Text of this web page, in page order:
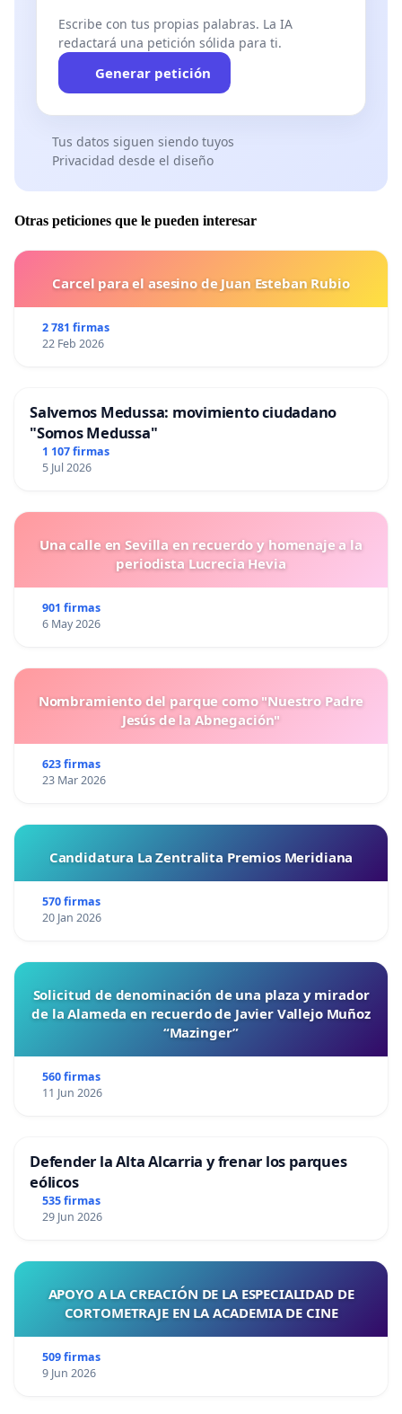
Escribe con tus propias palabras. La IA
redactará una petición sólida para ti.
Generar petición
Tus datos siguen siendo tuyos
Privacidad desde el diseño
Otras peticiones que le pueden interesar
Carcel para el asesino de Juan Esteban Rubio
2 781 firmas
22 Feb 2026
Salvemos Medussa: movimiento ciudadano
"Somos Medussa"
1 107 firmas
5 Jul 2026
Una calle en Sevilla en recuerdo y homenaje a la
periodista Lucrecia Hevia
901 firmas
6 May 2026
Nombramiento del parque como "Nuestro Padre
Jesús de la Abnegación"
623 firmas
23 Mar 2026
Candidatura La Zentralita Premios Meridiana
570 firmas
20 Jan 2026
Solicitud de denominación de una plaza y mirador
de la Alameda en recuerdo de Javier Vallejo Muñoz
“Mazinger”
560 firmas
11 Jun 2026
Defender la Alta Alcarria y frenar los parques
eólicos
535 firmas
29 Jun 2026
APOYO A LA CREACIÓN DE LA ESPECIALIDAD DE
CORTOMETRAJE EN LA ACADEMIA DE CINE
509 firmas
9 Jun 2026